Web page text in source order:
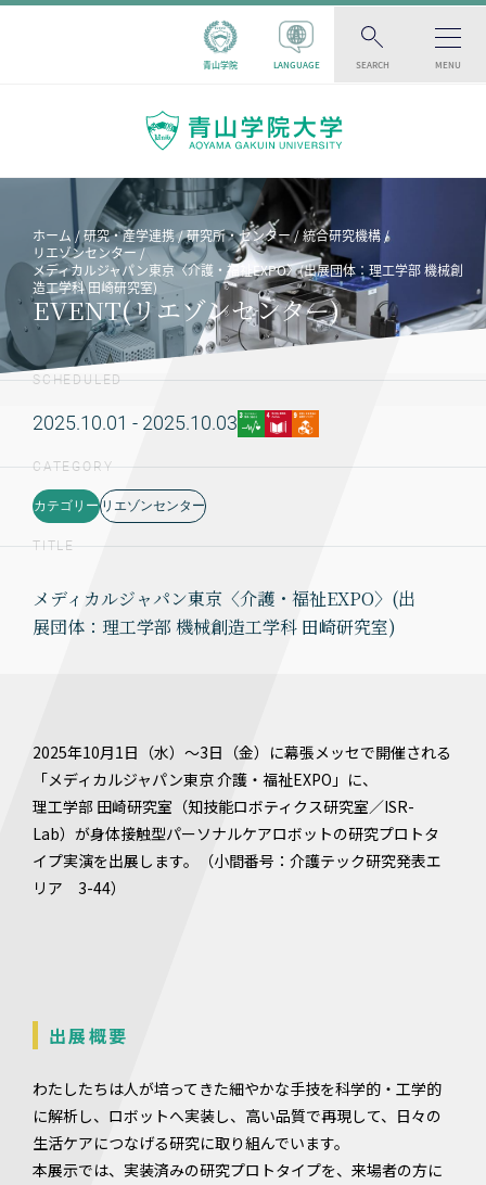
青山学院 LANGUAGE SEARCH MENU
ホーム 研究・産学連携 研究所・センター
統合研究機構
リエゾンセンター
メディカルジャパン東京〈介護・福祉EXPO〉(出展団体：理工学部 機械創
造工学科 田崎研究室)
EVENT(リエゾンセンター)
SCHEDULED
2025.10.01 - 2025.10.03
CATEGORY
カテゴリー リエゾンセンター
TITLE
メディカルジャパン東京〈介護・福祉EXPO〉(出
展団体：理工学部 機械創造工学科 田崎研究室)
2025年10月1日（水）〜3日（金）に幕張メッセで開催される
「メディカルジャパン東京 介護・福祉EXPO」に、
理工学部 田崎研究室（知技能ロボティクス研究室／ISR-
Lab）が身体接触型パーソナルケアロボットの研究プロトタ
イプ実演を出展します。（小間番号：介護テック研究発表エ
リア 3-44）
出展概要
わたしたちは人が培ってきた細やかな手技を科学的・工学的
に解析し、ロボットへ実装し、高い品質で再現して、日々の
生活ケアにつなげる研究に取り組んでいます。
本展示では、実装済みの研究プロトタイプを、来場者の方に